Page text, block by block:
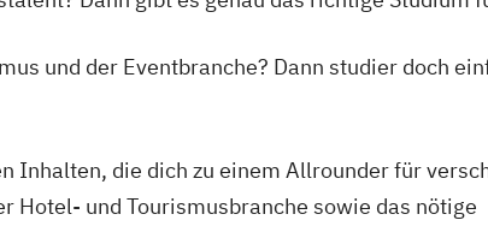
und der Eventbranche? Dann studier doch
die dich zu einem Allrounder für
Hotel- und Tourismusbranche sowie das nötige